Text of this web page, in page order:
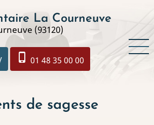
La Courneuve
(93120)
phone_iphone 01 48 35 00 00
de sagesse